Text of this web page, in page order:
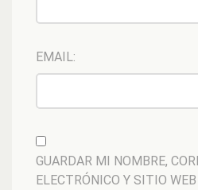
EMAIL:
GUARDAR MI NOMBRE,
ELECTRÓNICO Y SITIO